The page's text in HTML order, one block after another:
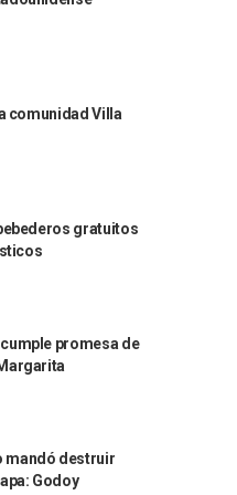
comunidad Villa
gratuitos
promesa de
mandó destruir
Godoy